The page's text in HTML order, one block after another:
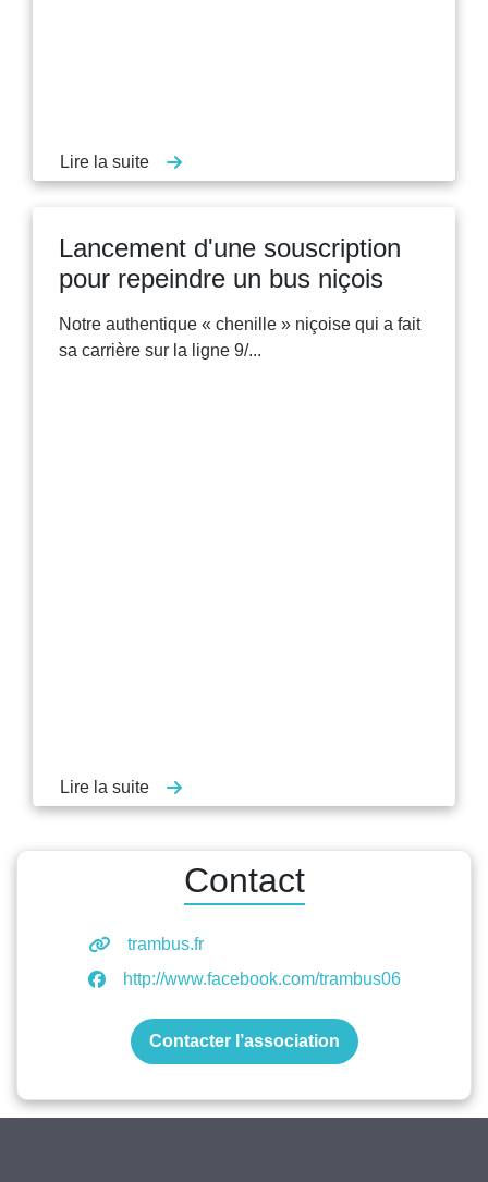
Lire la suite
Lancement d'une souscription
pour repeindre un bus niçois
Notre authentique « chenille » niçoise qui a fait
sa carrière sur la ligne 9/...
Lire la suite
Contact
trambus.fr
http://www.facebook.com/trambus06
Contacter l’association